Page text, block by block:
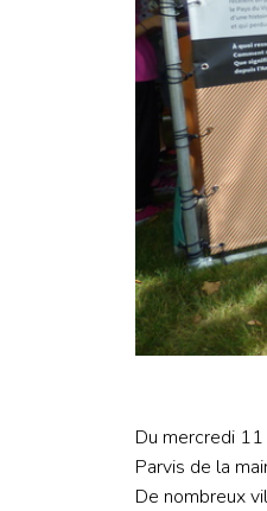
Du mercredi
Parvis de la
De nombreux